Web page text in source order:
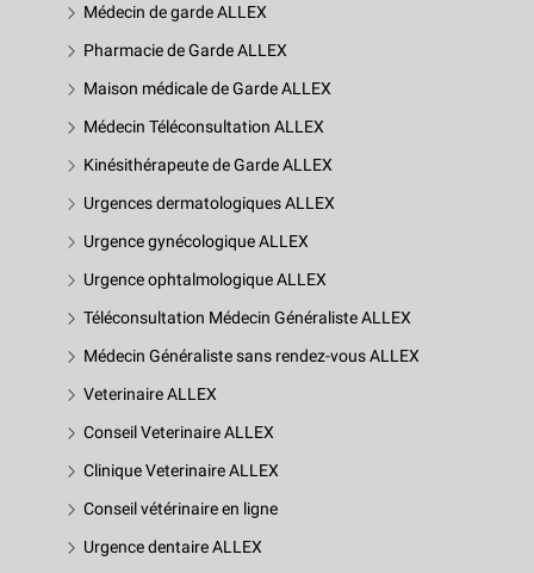
Médecin de garde ALLEX
Pharmacie de Garde ALLEX
Maison médicale de Garde ALLEX
Médecin Téléconsultation ALLEX
Kinésithérapeute de Garde ALLEX
Urgences dermatologiques ALLEX
Urgence gynécologique ALLEX
Urgence ophtalmologique ALLEX
Téléconsultation Médecin Généraliste ALLEX
Médecin Généraliste sans rendez-vous ALLEX
Veterinaire ALLEX
Conseil Veterinaire ALLEX
Clinique Veterinaire ALLEX
Conseil vétérinaire en ligne
Urgence dentaire ALLEX